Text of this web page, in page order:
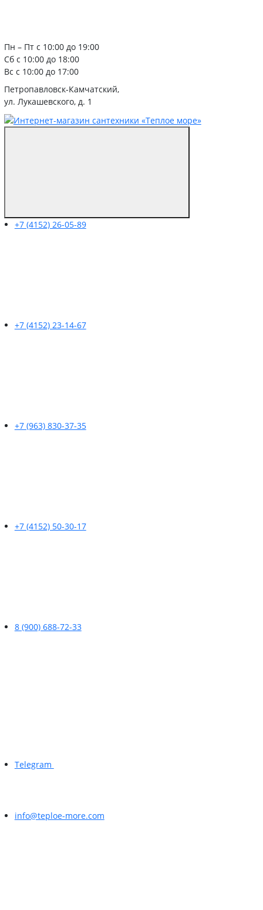
Пн – Пт с 10:00 до 19:00
Сб с 10:00 до 18:00
Вс с 10:00 до 17:00
Петропавловск-Камчатский,
ул. Лукашевского, д. 1
+7 (4152) 26-05-89
+7 (4152) 23-14-67
+7 (963) 830-37-35
+7 (4152) 50-30-17
8 (900) 688-72-33
Telegram
info@teploe-more.com